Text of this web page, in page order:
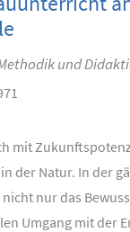
und
mit
der Natur. In der
nur das
Umgang mit der